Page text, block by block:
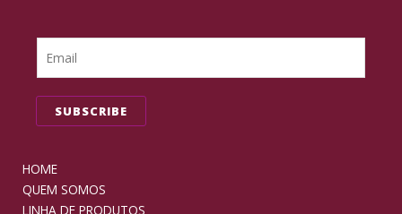
SUBSCRIBE
HOME
QUEM SOMOS
LINHA DE PRODUTOS